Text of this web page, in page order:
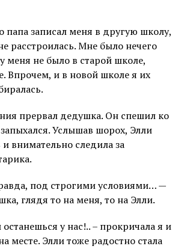
папа записал меня в другую школу,
расстроилась. Мне было нечего
меня не было в старой школе,
Впрочем, и в новой школе я их
прервал дедушка. Он спешил ко
Услышав шорох, Элли
внимательно следила за
под строгими условиями… —
глядя то на меня, то на Элли.
у нас!.. – прокричала я и
месте. Элли тоже радостно стала